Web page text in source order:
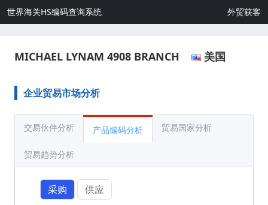
世界海关HS编码查询系统 外贸获客
MICHAEL LYNAM 4908 BRANCH 美国
企业贸易市场分析
交易伙伴分析 产品编码分析 贸易国家分析
贸易趋势分析
采购
供应